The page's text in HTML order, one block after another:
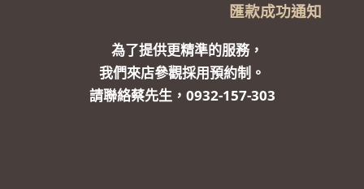
匯款成功通知
為了提供更精準的服務，
我們來店參觀採用預約制。
請聯絡蔡先生，0932-157-303